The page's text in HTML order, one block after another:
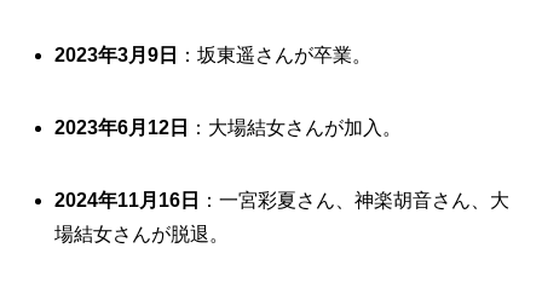
2023年3月9日 ：坂東遥さんが卒業。
2023年6月12日 ：大場結女さんが加入。
2024年11月16日
：一宮彩夏さん、神楽胡音さん、大
場結女さんが脱退。